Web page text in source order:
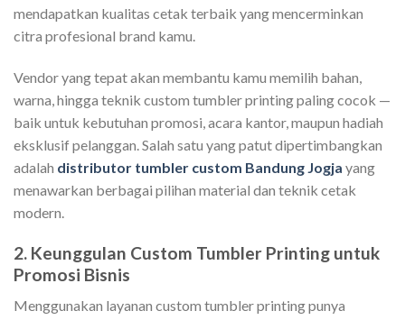
mendapatkan kualitas cetak terbaik yang mencerminkan
citra profesional brand kamu.
Vendor yang tepat akan membantu kamu memilih bahan,
warna, hingga teknik custom tumbler printing paling cocok —
baik untuk kebutuhan promosi, acara kantor, maupun hadiah
eksklusif pelanggan. Salah satu yang patut dipertimbangkan
adalah distributor tumbler custom Bandung Jogja yang
menawarkan berbagai pilihan material dan teknik cetak
modern.
2. Keunggulan Custom Tumbler Printing untuk
Promosi Bisnis
Menggunakan layanan custom tumbler printing punya